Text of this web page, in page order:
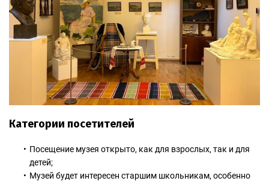
Категории посетителей
Посещение музея открыто, как для взрослых, так и для
детей;
Музей будет интересен старшим школьникам, особенно